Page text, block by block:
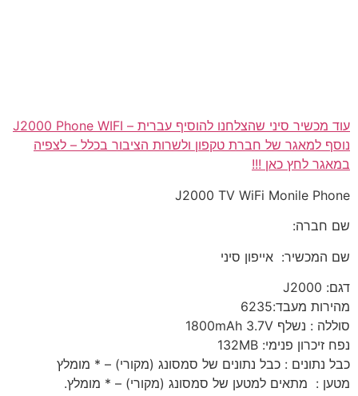
עוד מכשיר סיני שהצלחנו להוסיף עברית – J2000 Phone WIFI
נוסף למאגר של חברת טקפון ולשרות הציבור בכלל – לצפיה
במאגר לחץ כאן !!!
J2000 TV WiFi Monile Phone
שם חברה:
שם המכשיר: אייפון סיני
דגם: J2000
מהירות מעבד:6235
סוללה : נשלף 1800mAh 3.7V
נפח זיכרון פנימי: 132MB
כבל נתונים : כבל נתונים של סמסונג (מקורי) – * מומלץ
מטען : מתאים למטען של סמסונג (מקורי) – * מומלץ.